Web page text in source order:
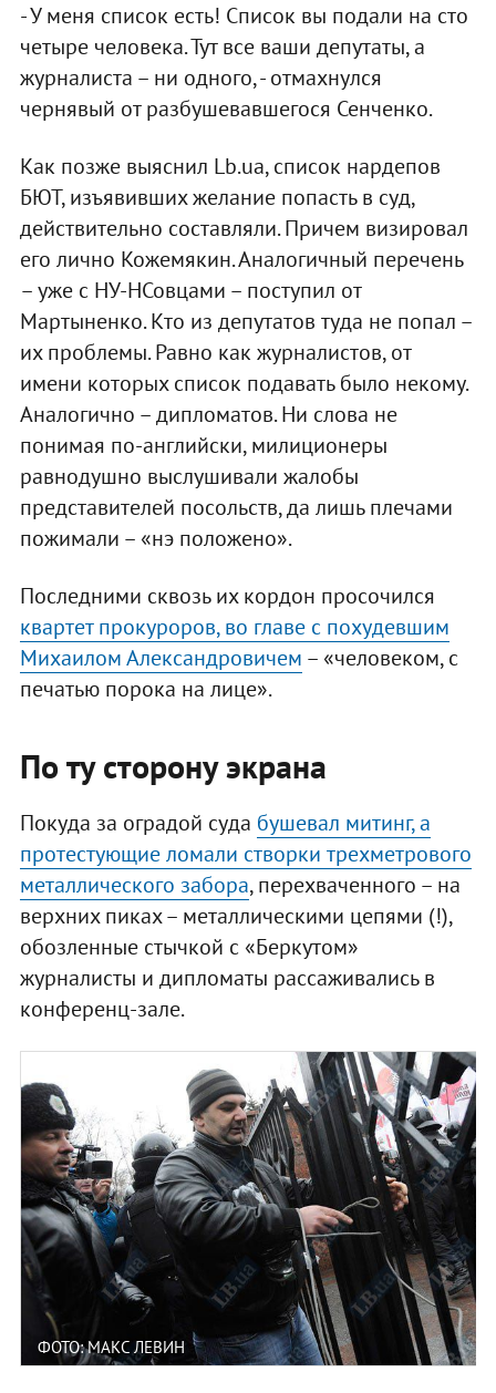
- У меня список есть! Список вы подали на сто
четыре человека. Тут все ваши депутаты, а
журналиста – ни одного, - отмахнулся
чернявый от разбушевавшегося Сенченко.
Как позже выяснил Lb.ua, список нардепов
БЮТ, изъявивших желание попасть в суд,
действительно составляли. Причем визировал
его лично Кожемякин. Аналогичный перечень
– уже с НУ-НСовцами – поступил от
Мартыненко. Кто из депутатов туда не попал –
их проблемы. Равно как журналистов, от
имени которых список подавать было некому.
Аналогично – дипломатов. Ни слова не
понимая по-английски, милиционеры
равнодушно выслушивали жалобы
представителей посольств, да лишь плечами
пожимали – «нэ положено».
Последними сквозь их кордон просочился
квартет прокуроров, во главе с похудевшим
Михаилом Александровичем – «человеком, с
печатью порока на лице».
По ту сторону экрана
Покуда за оградой суда бушевал митинг, а
протестующие ломали створки трехметрового
металлического забора, перехваченного – на
верхних пиках – металлическими цепями (!),
обозленные стычкой с «Беркутом»
журналисты и дипломаты рассаживались в
конференц-зале.
ФОТО: МАКС ЛЕВИН